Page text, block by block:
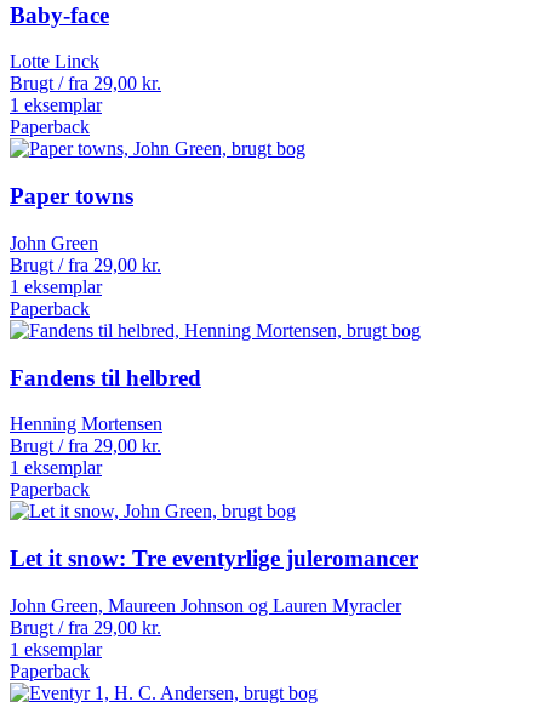
Baby-face
Lotte Linck
Brugt / fra 29,00 kr.
1 eksemplar
Paperback
Paper towns
John Green
Brugt / fra 29,00 kr.
1 eksemplar
Paperback
Fandens til helbred
Henning Mortensen
Brugt / fra 29,00 kr.
1 eksemplar
Paperback
Let it snow: Tre eventyrlige juleromancer
John Green, Maureen Johnson og Lauren Myracler
Brugt / fra 29,00 kr.
1 eksemplar
Paperback